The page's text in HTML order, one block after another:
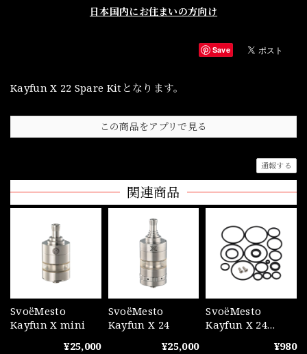
日本国内にお住まいの方向け
Save
Kayfun X 22 Spare Kitとなります。
この商品をアプリで見る
通報する
関連商品
SvoëMesto
Kayfun X mini
¥25,000
SvoëMesto
Kayfun X 24
¥25,000
SvoëMesto
Kayfun X 24
¥980